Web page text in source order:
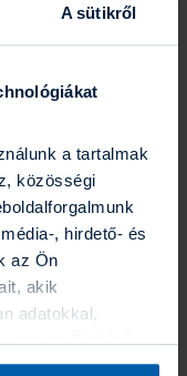
A sütikről
a tartalmak
közösségi
, hirdető- és
az Ön
akik
adatokkal,
az Ön által
A “Részletek
megtudja, vajon Ön